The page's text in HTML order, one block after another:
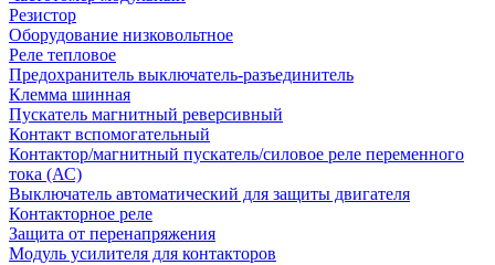
Резистор
Оборудование низковольтное
Реле тепловое
Предохранитель выключатель-разъединитель
Клемма шинная
Пускатель магнитный реверсивный
Контакт вспомогательный
Контактор/магнитный пускатель/силовое реле переменного
тока (АС)
Выключатель автоматический для защиты двигателя
Контакторное реле
Защита от перенапряжения
Модуль усилителя для контакторов